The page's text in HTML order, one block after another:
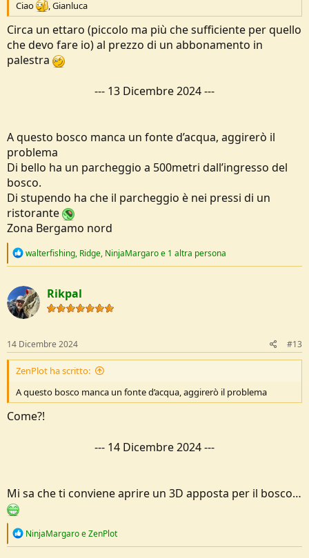
Ciao , Gianluca
Circa un ettaro (piccolo ma più che sufficiente per quello
che devo fare io) al prezzo di un abbonamento in
palestra
--- 13 Dicembre 2024---
A questo bosco manca un fonte d’acqua, aggirerò il
problema
Di bello ha un parcheggio a 500metri dall’ingresso del
bosco.
Di stupendo ha che il parcheggio è nei pressi di un
ristorante
Zona Bergamo nord
R
c
t
i
o
s
:
walterfishing, Ridge, NinjaMargaroe 1 altra persona
Rikpal
14 Dicembre 2024 #13
ZenPlot ha scritto:
A questo bosco manca un fonte d’acqua, aggirerò il problema
Come?!
--- 14 Dicembre 2024---
Mi sa che ti conviene aprire un 3D apposta per il bosco…
R
NinjaMargaroeZenPlot